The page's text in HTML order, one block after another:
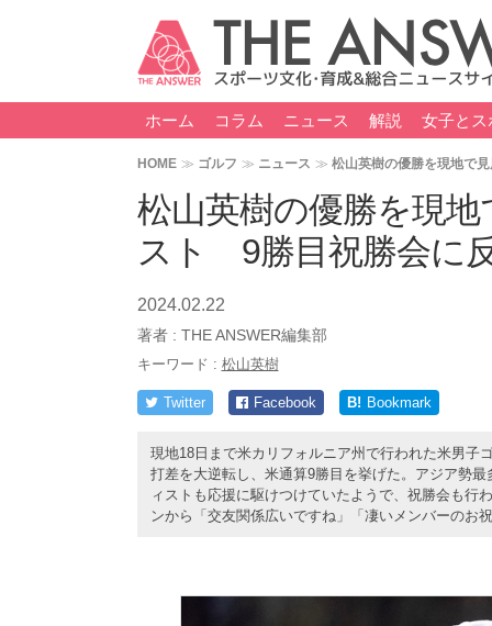
ホーム コラム ニュース 解説 女子とス
HOME ゴルフ ニュース 松山英樹の優勝を現地で
松山英樹の優勝を現
スト 9勝目祝勝会に
2024.02.22
著者 : THE ANSWER編集部
キーワード : 松山英樹
Twitter Facebook B! Bookmark
現地18日まで米カリフォルニア州で行われた米男子
打差を大逆転し、米通算9勝目を挙げた。アジア勢
ィストも応援に駆けつけていたようで、祝勝会も行
ンから「交友関係広いですね」「凄いメンバーのお